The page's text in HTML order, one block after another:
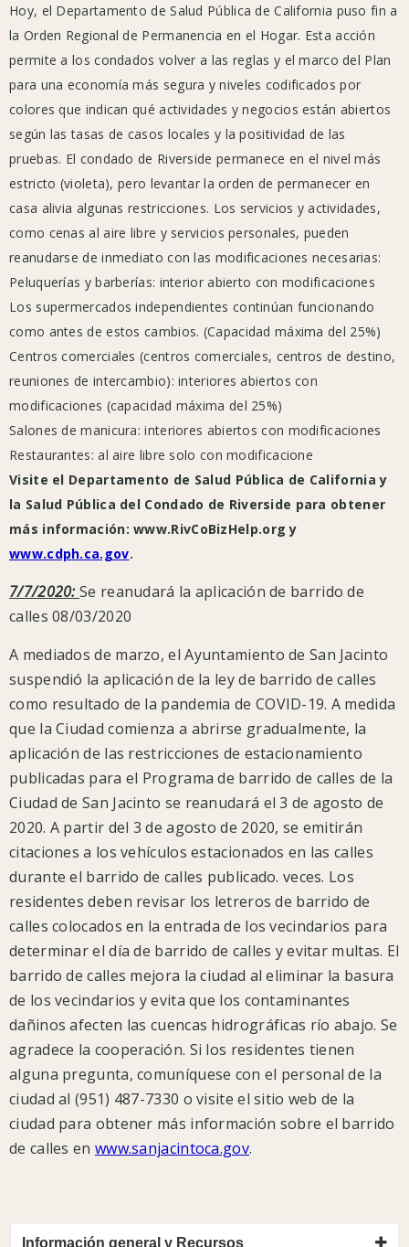
Hoy, el Departamento de Salud Pública de California puso fin a
la Orden Regional de Permanencia en el Hogar. Esta acción
permite a los condados volver a las reglas y el marco del Plan
para una economía más segura y niveles codificados por
colores que indican qué actividades y negocios están abiertos
según las tasas de casos locales y la positividad de las
pruebas. El condado de Riverside permanece en el nivel más
estricto (violeta), pero levantar la orden de permanecer en
casa alivia algunas restricciones. Los servicios y actividades,
como cenas al aire libre y servicios personales, pueden
reanudarse de inmediato con las modificaciones necesarias:
Peluquerías y barberías: interior abierto con modificaciones
Los supermercados independientes continúan funcionando
como antes de estos cambios. (Capacidad máxima del 25%)
Centros comerciales (centros comerciales, centros de destino,
reuniones de intercambio): interiores abiertos con
modificaciones (capacidad máxima del 25%)
Salones de manicura: interiores abiertos con modificaciones
Restaurantes: al aire libre solo con modificacione
Visite el Departamento de Salud Pública de California y
la Salud Pública del Condado de Riverside para obtener
más información: www.RivCoBizHelp.org y
www.cdph.ca.gov.
7/7/2020:Se reanudará la aplicación de barrido de
calles 08/03/2020
A mediados de marzo, el Ayuntamiento de San Jacinto
suspendió la aplicación de la ley de barrido de calles
como resultado de la pandemia de COVID-19. A medida
que la Ciudad comienza a abrirse gradualmente, la
aplicación de las restricciones de estacionamiento
publicadas para el Programa de barrido de calles de la
Ciudad de San Jacinto se reanudará el 3 de agosto de
2020. A partir del 3 de agosto de 2020, se emitirán
citaciones a los vehículos estacionados en las calles
durante el barrido de calles publicado. veces. Los
residentes deben revisar los letreros de barrido de
calles colocados en la entrada de los vecindarios para
determinar el día de barrido de calles y evitar multas. El
barrido de calles mejora la ciudad al eliminar la basura
de los vecindarios y evita que los contaminantes
dañinos afecten las cuencas hidrográficas río abajo. Se
agradece la cooperación. Si los residentes tienen
alguna pregunta, comuníquese con el personal de la
ciudad al (951) 487-7330 o visite el sitio web de la
ciudad para obtener más información sobre el barrido
de calles en www.sanjacintoca.gov.
los
residentes
a
monitorear
la
Salud
Pública
del
Condado
de
Riverside
para
conocer
las
últimas
actualizaciones
en
nuestra
región
https://rivcoph.org/coronavirus.
La
Ciudad
recomienda
seguir
las
de
protección
contra
el
coronavirus
publicadas
por
la
OMS
y
los
CDC.
La
ciudad
está
prestando
atención
a
los
consejos
de
El
Oficial
de
Salud
Pública
del
Condado
de
Riverside
ordena
que
el
público
se
quede
casa
y
cubrirse
la
cara
al
salir
El
Oficial
de
Salud
Pública
del
Condado
de
Riverside
ordena
que
el
público
se
quede
casa
y
cubrirse
la
cara
al
salir
Información general y Recursos